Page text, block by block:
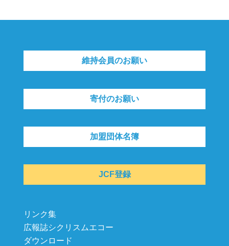
維持会員のお願い
寄付のお願い
加盟団体名簿
JCF登録
リンク集
広報誌シクリスムエコー
ダウンロード